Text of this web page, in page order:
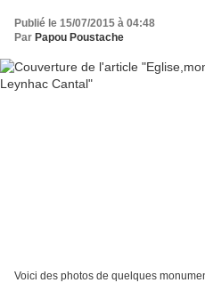
Publié le 15/07/2015 à 04:48
Par Papou Poustache
Voici des photos de quelques